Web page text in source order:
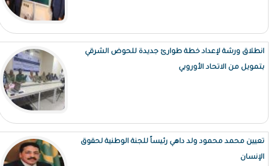
انطلاق ورشة لإعداد خطة طوارئ جديدة للحوض الشرقي
بتمويل من الاتحاد الأوروبي
تعيين محمد محمود ولد داهي رئيساً للجنة الوطنية لحقوق
الإنسان